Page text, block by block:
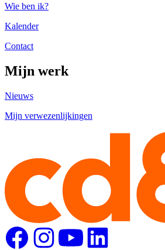
Wie ben ik?
Kalender
Contact
Mijn werk
Nieuws
Mijn verwezenlijkingen